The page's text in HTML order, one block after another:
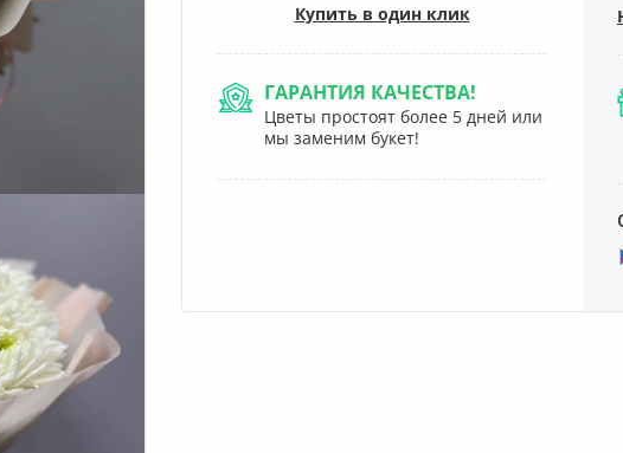
Купить в один клик
ГАРАНТИЯ КАЧЕСТВА!
Цветы простоят более 5 дней или
мы заменим букет!